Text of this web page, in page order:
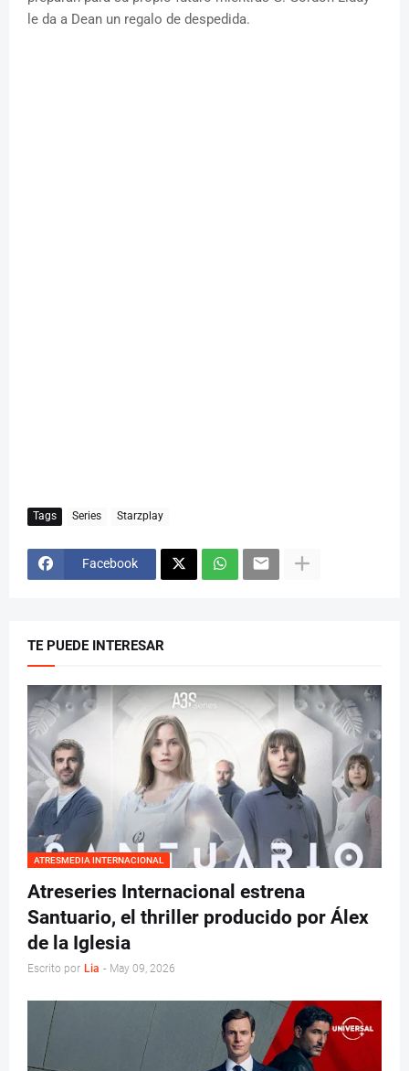
le da a Dean un regalo de despedida.
Tags Series Starzplay
Facebook
TE PUEDE INTERESAR
ATRESMEDIA INTERNACIONAL
Atreseries Internacional estrena
Santuario, el thriller producido por Álex
de la Iglesia
Escrito por Lia - May 09, 2026